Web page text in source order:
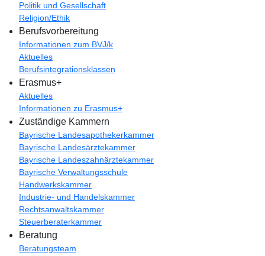
Politik und Gesellschaft
Religion/Ethik
Berufsvorbereitung
Informationen zum BVJ/k
Aktuelles
Berufsintegrationsklassen
Erasmus+
Aktuelles
Informationen zu Erasmus+
Zuständige Kammern
Bayrische Landesapothekerkammer
Bayrische Landesärztekammer
Bayrische Landeszahnärztekammer
Bayrische Verwaltungsschule
Handwerkskammer
Industrie- und Handelskammer
Rechtsanwaltskammer
Steuerberaterkammer
Beratung
Beratungsteam